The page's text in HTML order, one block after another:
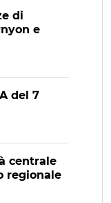
di
e
del 7
centrale
regionale